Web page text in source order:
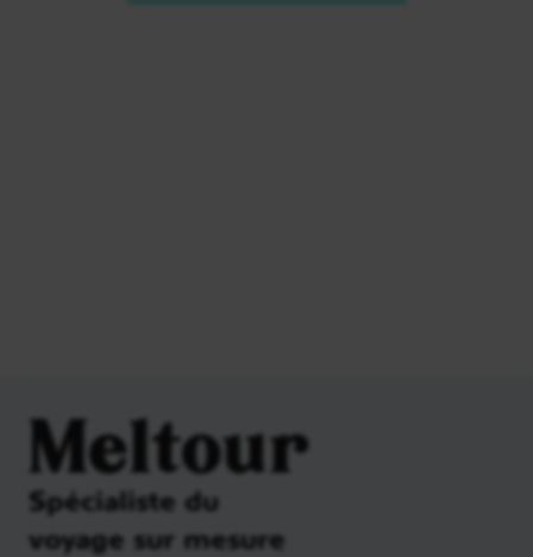
Meltour
Spécialiste du
voyage sur mesure